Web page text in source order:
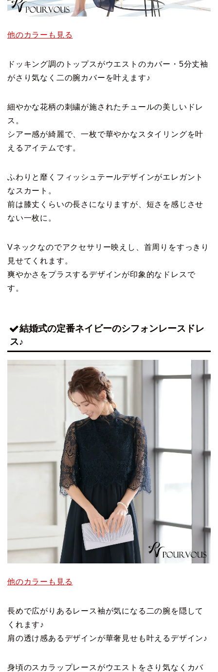
他のカラーも見る
ドッキング調のトップスがウエストのカバー・5分丈袖
がさり気なく二の腕カバーを叶えます♪
細やかな花柄の刺繍が施されたチュールの美しいドレ
ス。
シアー感が綺麗で、一枚で華やかなスタイリングを叶
えるアイテムです。
ふわりと靡くフィッシュテールデザインがエレガント
なスカート。
前は膝丈くらいの長さになりますが、短さを感じさせ
ない一枚に。
Vネックなのでアクセサリー映えし、首周りをすっきり
見せてくれます。
爽やかさをプラスするデザインが印象的なドレスで
す。
結婚式の定番ネイビーのシフォンレースドレ
ス♪
他のカラーも見る
長めで広がりあるレース袖が気になる二の腕を隠して
くれます♪
肩の透け感あるデザインが華奢見せも叶えるデザイン♪
身頃のスカラップレースがウエストをさり気なくカバ